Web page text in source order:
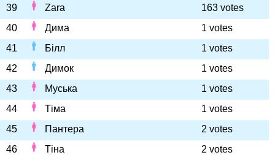
39
Zara
163 votes
40
Дима
1 votes
41
Білл
1 votes
42
Димок
1 votes
43
Муська
1 votes
44
Тіма
1 votes
45
Пантера
2 votes
46
Тіна
2 votes